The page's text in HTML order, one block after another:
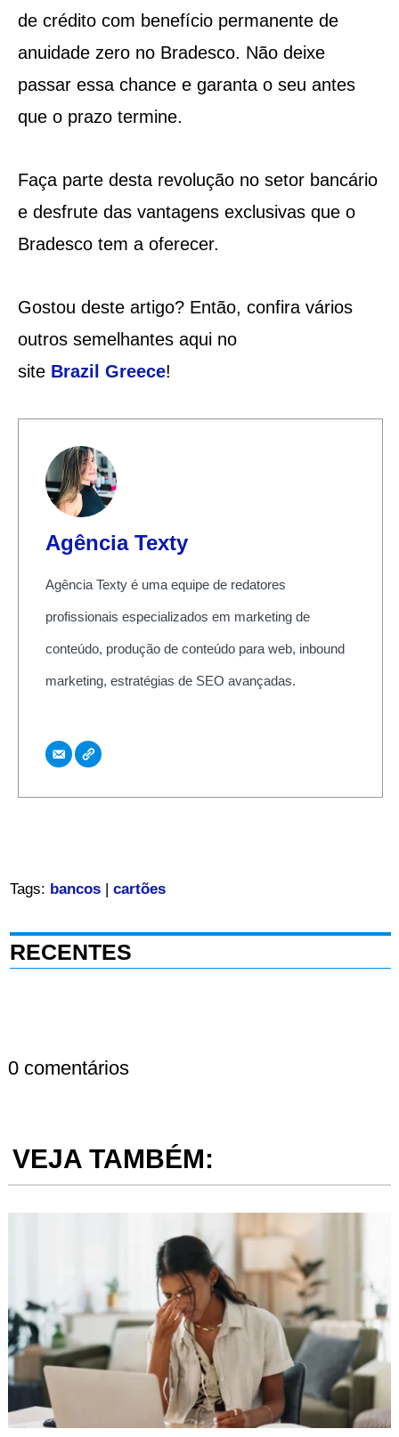
de crédito com benefício permanente de
anuidade zero no Bradesco. Não deixe
passar essa chance e garanta o seu antes
que o prazo termine.
Faça parte desta revolução no setor bancário
e desfrute das vantagens exclusivas que o
Bradesco tem a oferecer.
Gostou deste artigo? Então, confira vários
outros semelhantes aqui no
site Brazil Greece!
Agência Texty
Agência Texty é uma equipe de redatores
profissionais especializados em marketing de
conteúdo, produção de conteúdo para web, inbound
marketing, estratégias de SEO avançadas.
Tags: bancos| cartões
RECENTES
0 comentários
VEJA TAMBÉM: